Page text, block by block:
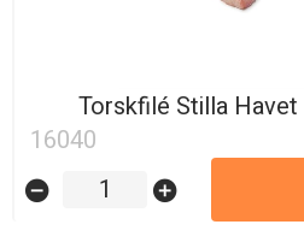
Torskfilé Stilla
16040
remove_circle add_circle